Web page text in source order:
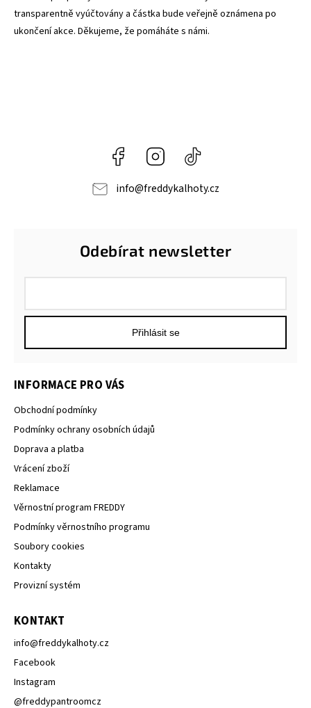
transparentně vyúčtovány a částka bude veřejně oznámena po
ukončení akce. Děkujeme, že pomáháte s námi.
Facebook Instagram
info@freddykalhoty.cz
INFORMACE PRO VÁS
Obchodní podmínky
Podmínky ochrany osobních údajů
Doprava a platba
Vrácení zboží
Reklamace
Věrnostní program FREDDY
Podmínky věrnostního programu
Soubory cookies
Kontakty
Provizní systém
KONTAKT
info@freddykalhoty.cz
Facebook
Instagram
@freddypantroomcz
Odebírat newsletter
Přihlásit se